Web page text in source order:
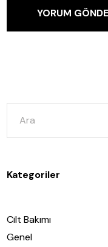
YORUM
şunun
ara:
Kategoriler
Cilt Bakımı
Genel